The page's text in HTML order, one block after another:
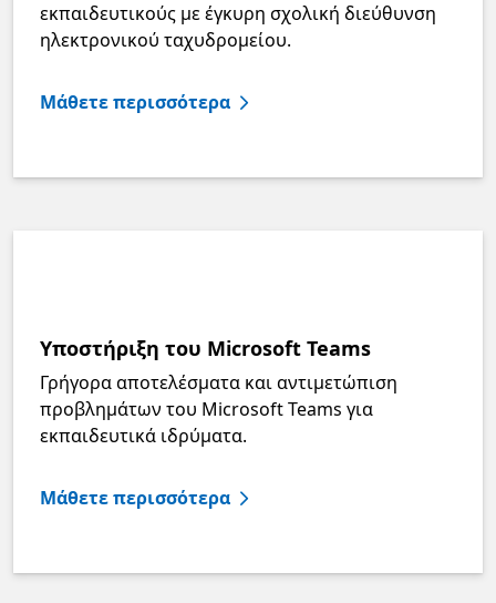
εκπαιδευτικούς με έγκυρη σχολική διεύθυνση
ηλεκτρονικού ταχυδρομείου.
Μάθετε περισσότερα
Υποστήριξη του Microsoft Teams
Γρήγορα αποτελέσματα και αντιμετώπιση
προβλημάτων του Microsoft Teams για
εκπαιδευτικά ιδρύματα.
Μάθετε περισσότερα